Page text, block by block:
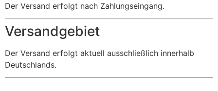
Der Versand erfolgt nach Zahlungseingang.
Versandgebiet
Der Versand erfolgt aktuell ausschließlich innerhalb
Deutschlands.